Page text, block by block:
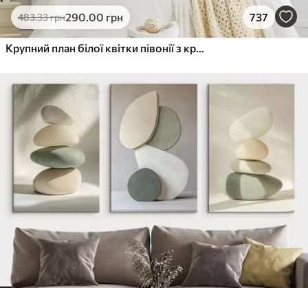
483.33грн290.00 грн 737
Крупний план білої квітки півонії з крапельками води на пелюстках на розмитому фоні